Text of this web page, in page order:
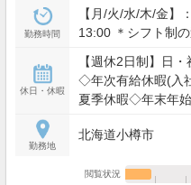
勤務時間
【月/火/水/木/金】
13:00 ＊シフト制
休日・休暇
【週休2日制】日
◇年次有給休暇(入
夏季休暇◇年末年
勤務地
北海道小樽市
閲覧状況